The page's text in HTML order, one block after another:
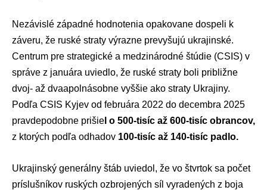
Nezávislé západné hodnotenia opakovane dospeli k
záveru, že ruské straty výrazne prevyšujú ukrajinské.
Centrum pre strategické a medzinárodné štúdie (CSIS) v
správe z januára uviedlo, že ruské straty boli približne
dvoj- až dvaapolnásobne vyššie ako straty Ukrajiny.
Podľa CSIS Kyjev od februára 2022 do decembra 2025
pravdepodobne prišie l o 500-tisíc až 600-tisíc obrancov,
z ktorých podľa odhadov 100-tisíc až 140-tisíc padlo.
Ukrajinský generálny štáb uviedol, že vo štvrtok sa počet
príslušníkov ruských ozbrojených síl vyradených z boja